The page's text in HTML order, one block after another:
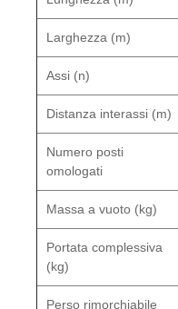
Larghezza (m)
Assi (n)
Distanza interassi (m)
Numero posti
omologati
Massa a vuoto (kg)
Portata complessiva
(kg)
Perso rimorchiabile